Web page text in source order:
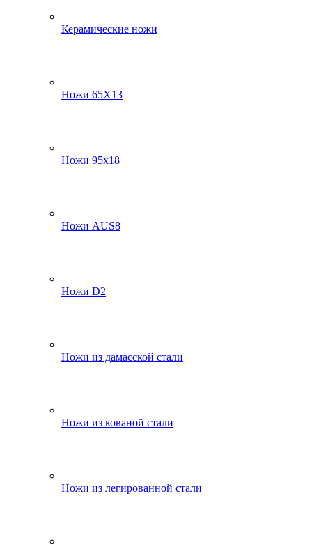
Керамические ножи
Ножи 65Х13
Ножи 95х18
Ножи AUS8
Ножи D2
Ножи из дамасской стали
Ножи из кованой стали
Ножи из легированной стали